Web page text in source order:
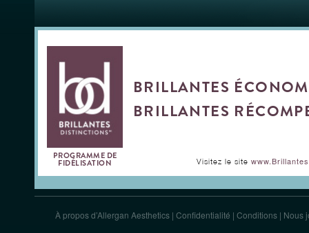
PROGRAMME DE
FIDÉLISATION
BRILLANTES
BRILLANTES
Visitez le site
À propos d’Allergan Aesthetics | Confidentialité | Conditions | Nous